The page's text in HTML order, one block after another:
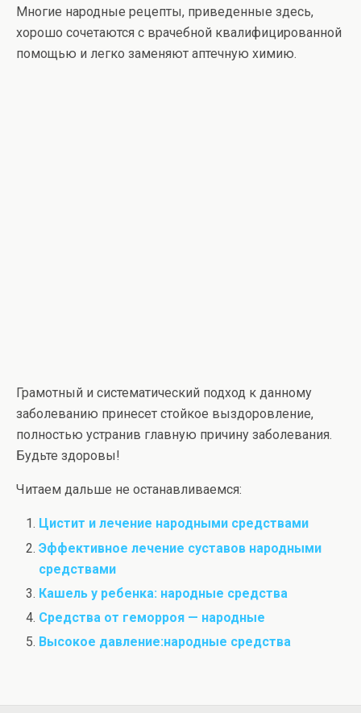
Многие народные рецепты, приведенные здесь,
хорошо сочетаются с врачебной квалифицированной
помощью и легко заменяют аптечную химию.
Грамотный и систематический подход к данному
заболеванию принесет стойкое выздоровление,
полностью устранив главную причину заболевания.
Будьте здоровы!
Читаем дальше не останавливаемся:
Цистит и лечение народными средствами
Эффективное лечение суставов народными
средствами
Кашель у ребенка: народные средства
Средства от геморроя — народные
Высокое давление:народные средства